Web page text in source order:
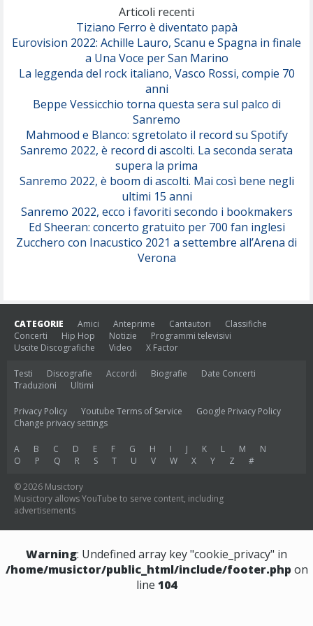
Serenamente
Articoli recenti
Tiziano Ferro è diventato papà
Eurovision 2022: Achille Lauro, Scanu e Spagna in finale
a Una Voce per San Marino
La leggenda del rock italiano, Vasco Rossi, compie 70
anni
Beppe Vessicchio torna questa sera sul palco di
Sanremo
Mahmood e Blanco: sgretolato il record su Spotify
Sanremo 2022, è record di ascolti. La seconda serata
supera la prima
Sanremo 2022, è boom di ascolti. Mai così bene negli
ultimi 15 anni
Sanremo 2022, ecco i favoriti secondo i bookmakers
Ed Sheeran: concerto gratuito per 700 fan inglesi
Zucchero con Inacustico 2021 a settembre all’Arena di
Verona
CATEGORIE Amici Anteprime Cantautori
Classifiche
Concerti
Hip Hop Notizie
Programmi televisivi
Uscite Discografiche
Video X Factor
Testi Discografie Accordi Biografie
Date Concerti
Traduzioni
Ultimi
Privacy Policy Youtube Terms of Service
Google Privacy Policy
Change privacy settings
A B C D E F G H I J K L M
N
O
P Q R S T U V W X Y Z #
© 2026 Musictory
Musictory allows YouTube to serve content, including
advertisements
Warning: Undefined array key "cookie_privacy" in
/home/musictor/public_html/include/footer.php on
line 104